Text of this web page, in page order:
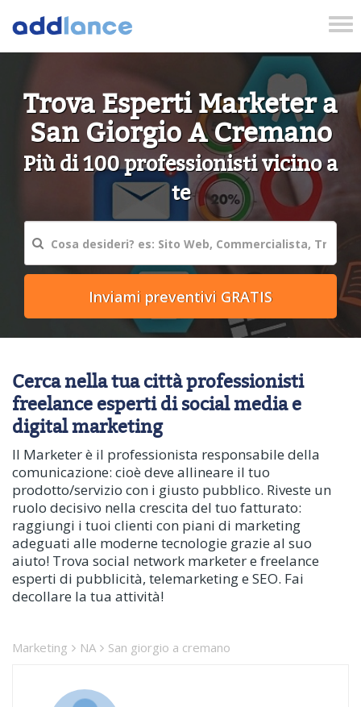
Trova Esperti Marketer a
San Giorgio A Cremano
Più di 100 professionisti vicino a
te
Cerca nella tua città professionisti
freelance esperti di social media e
digital marketing
Il Marketer è il professionista responsabile della
comunicazione: cioè deve allineare il tuo
prodotto/servizio con i giusto pubblico. Riveste un
ruolo decisivo nella crescita del tuo fatturato:
raggiungi i tuoi clienti con piani di marketing
adeguati alle moderne tecnologie grazie al suo
aiuto! Trova social network marketer e freelance
esperti di pubblicità, telemarketing e SEO. Fai
decollare la tua attività!
Marketing NA San giorgio a cremano